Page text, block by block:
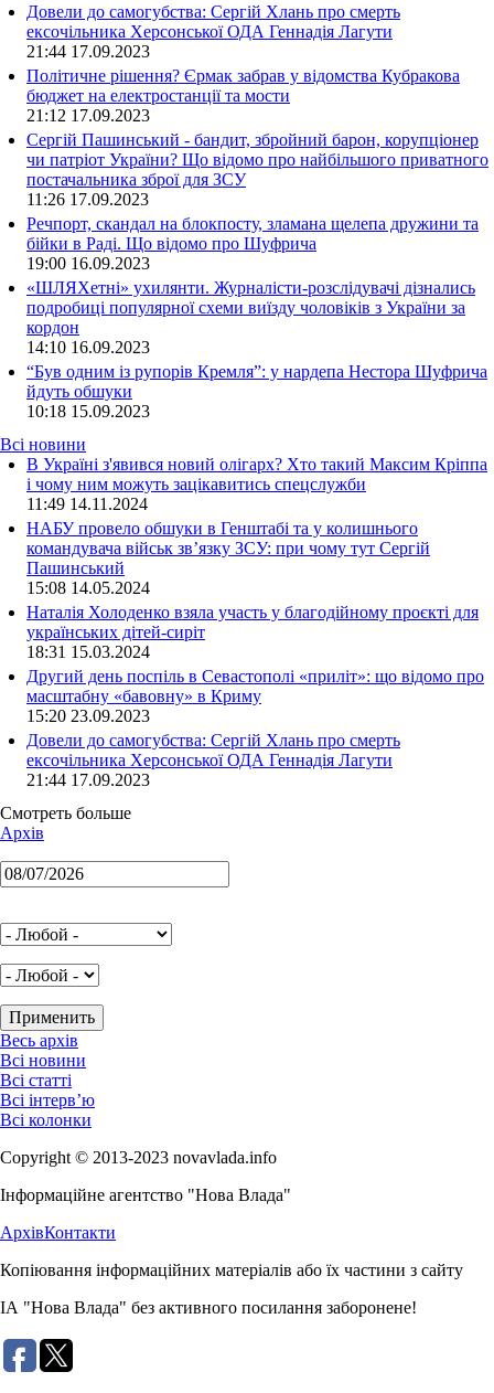
Довели до самогубства: Сергій Хлань про смерть
ексочільника Херсонської ОДА Геннадія Лагути
21:44 17.09.2023
Політичне рішення? Єрмак забрав у відомства Кубракова
бюджет на електростанції та мости
21:12 17.09.2023
Сергій Пашинський - бандит, збройний барон, корупціонер
чи патріот України? Що відомо про найбільшого приватного
постачальника зброї для ЗСУ
11:26 17.09.2023
Речпорт, скандал на блокпосту, зламана щелепа дружини та
бійки в Раді. Що відомо про Шуфрича
19:00 16.09.2023
«ШЛЯХетні» ухилянти. Журналісти-розслідувачі дізнались
подробиці популярної схеми виїзду чоловіків з України за
кордон
14:10 16.09.2023
“Був одним із рупорів Кремля”: у нардепа Нестора Шуфрича
йдуть обшуки
10:18 15.09.2023
Всі новини
В Україні з'явився новий олігарх? Хто такий Максим Кріппа
і чому ним можуть зацікавитись спецслужби
11:49 14.11.2024
НАБУ провело обшуки в Генштабі та у колишнього
командувача військ зв’язку ЗСУ: при чому тут Сергій
Пашинський
15:08 14.05.2024
Наталія Холоденко взяла участь у благодійному проєкті для
українських дітей-сиріт
18:31 15.03.2024
Другий день поспіль в Севастополі «приліт»: що відомо про
масштабну «бавовну» в Криму
15:20 23.09.2023
Довели до самогубства: Сергій Хлань про смерть
ексочільника Херсонської ОДА Геннадія Лагути
21:44 17.09.2023
Смотреть больше
Архів
Весь архів
Всі новини
Всі статті
Всі інтерв’ю
Всі колонки
Copyright © 2013-2023 novavlada.info
Інформаційне агентство "Нова Влада"
АрхівКонтакти
Копіювання інформаційних матеріалів або їх частини з сайту
ІА "Нова Влада" без активного посилання заборонене!